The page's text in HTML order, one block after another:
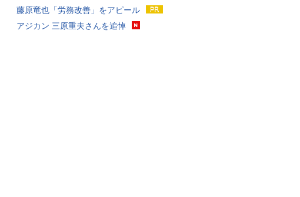
藤原竜也「労務改善」をアピール
アジカン 三原重夫さんを追悼